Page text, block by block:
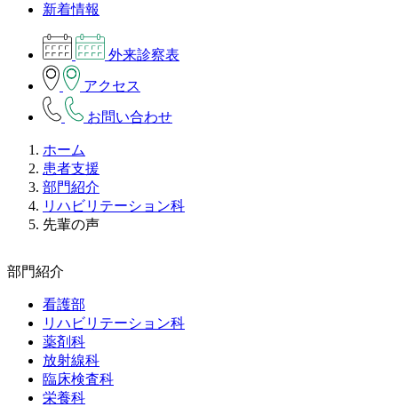
新着情報
外来診察表
アクセス
お問い合わせ
ホーム
患者支援
部門紹介
リハビリテーション科
先輩の声
部門紹介
看護部
リハビリテーション科
薬剤科
放射線科
臨床検査科
栄養科